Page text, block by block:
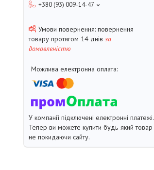
+380 (93) 009-14-47
повернення
товару протягом 14 днів за
домовленістю
У компанії підключені електронні платежі.
Тепер ви можете купити будь-який товар
не покидаючи сайту.